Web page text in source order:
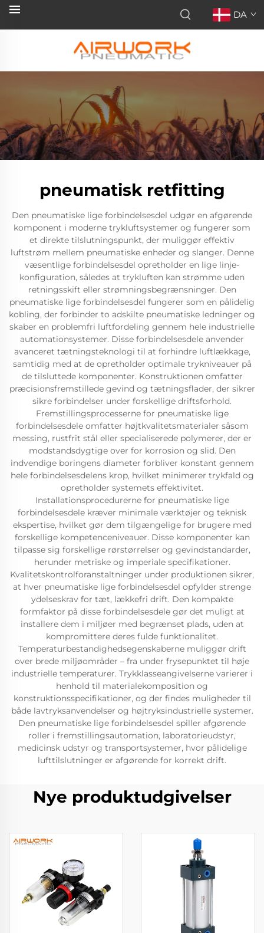
DA
pneumatisk retfitting
Den pneumatiske lige forbindelsesdel udgør en afgørende
komponent i moderne trykluftsystemer og fungerer som
et direkte tilslutningspunkt, der muliggør effektiv
luftstrøm mellem pneumatiske enheder og slanger. Denne
væsentlige forbindelsesdel opretholder en lige linje-
konfiguration, således at trykluften kan strømme uden
retningsskift eller strømningsbegrænsninger. Den
pneumatiske lige forbindelsesdel fungerer som en pålidelig
kobling, der forbinder to adskilte pneumatiske ledninger og
skaber en problemfri luftfordeling gennem hele industrielle
automationsystemer. Disse forbindelsesdele anvender
avanceret tætningsteknologi til at forhindre luftlækkage,
samtidig med at de opretholder optimale trykniveauer på
de tilsluttede komponenter. Konstruktionen omfatter
præcisionsfremstillede gevind og tætningsflader, der sikrer
sikre forbindelser under forskellige driftsforhold.
Fremstillingsprocesserne for pneumatiske lige
forbindelsesdele omfatter højtkvalitetsmaterialer såsom
messing, rustfrit stål eller specialiserede polymerer, der er
modstandsdygtige over for korrosion og slid. Den
indvendige boringens diameter forbliver konstant gennem
hele forbindelsesdelens krop, hvilket minimerer trykfald og
opretholder systemets effektivitet.
Installationsprocedurerne for pneumatiske lige
forbindelsesdele kræver minimale værktøjer og teknisk
ekspertise, hvilket gør dem tilgængelige for brugere med
forskellige kompetenceniveauer. Disse komponenter kan
tilpasse sig forskellige rørstørrelser og gevindstandarder,
herunder metriske og imperiale specifikationer.
Kvalitetskontrolforanstaltninger under produktionen sikrer,
at hver pneumatiske lige forbindelsesdel opfylder strenge
ydelseskrav for tæt, lækkefri drift. Den kompakte
formfaktor på disse forbindelsesdele gør det muligt at
installere dem i miljøer med begrænset plads, uden at
kompromittere deres fulde funktionalitet.
Temperaturbestandighedsegenskaberne muliggør drift
over brede miljøområder – fra under frysepunktet til høje
industrielle temperaturer. Trykklasseangivelserne varierer i
henhold til materialekomposition og
konstruktionsspecifikationer, og der findes muligheder til
både lavtryksanvendelser og højtryksindustrielle systemer.
Den pneumatiske lige forbindelsesdel spiller afgørende
roller i fremstillingsautomation, laboratorieudstyr,
medicinsk udstyr og transportsystemer, hvor pålidelige
lufttilslutninger er afgørende for korrekt drift.
Nye produktudgivelser